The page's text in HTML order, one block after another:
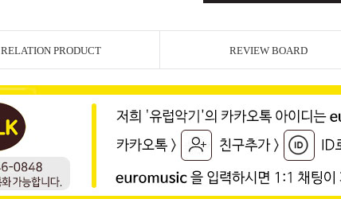
RELATION PRODUCT REVIEW BOARD